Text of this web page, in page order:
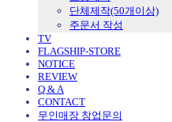
단체제작(50개이상)
주문서 작성
TV
FLAGSHIP-STORE
NOTICE
REVIEW
Q & A
CONTACT
무인매장 창업문의